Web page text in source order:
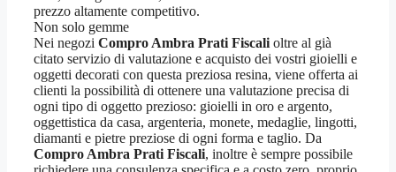
prezzo altamente competitivo.
Non solo gemme
Nei negozi Compro Ambra Prati Fiscalioltre al già
citato servizio di valutazione e acquisto dei vostri gioielli e
oggetti decorati con questa preziosa resina, viene offerta ai
clienti la possibilità di ottenere una valutazione precisa di
ogni tipo di oggetto prezioso: gioielli in oro e argento,
oggettistica da casa, argenteria, monete, medaglie, lingotti,
diamanti e pietre preziose di ogni forma e taglio. Da
Compro Ambra Prati Fiscali, inoltre è sempre possibile